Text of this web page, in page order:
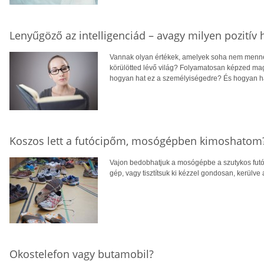
Lenyűgöző az intelligenciád – avagy milyen pozitív
Vannak olyan értékek, amelyek soha nem
körülötted lévő világ? Folyamatosan képzed
hogyan hat ez a személyiségedre? És hogyan
Koszos lett a futócipőm, mosógépben
Vajon bedobhatjuk a mosógépbe a szutykos
gép, vagy tisztítsuk ki kézzel gondosan,
Okostelefon vagy butamobil?